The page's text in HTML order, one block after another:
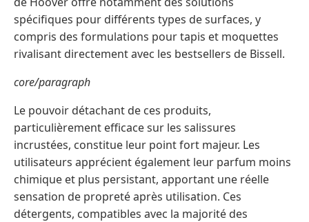
spécifiques pour différents types de surfaces, y
compris des formulations pour tapis et moquettes
rivalisant directement avec les bestsellers de Bissell.
core/paragraph
Le pouvoir détachant de ces produits,
particulièrement efficace sur les salissures
incrustées, constitue leur point fort majeur. Les
utilisateurs apprécient également leur parfum moins
chimique et plus persistant, apportant une réelle
sensation de propreté après utilisation. Ces
détergents, compatibles avec la majorité des